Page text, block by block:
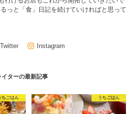
っと「食」日記を続けていければと思って
Twitter Instagram
イターの最新記事
ちごはん うちごはん